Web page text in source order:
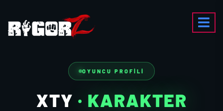
OYUNCU PROFILI
XTY · KARAKTER